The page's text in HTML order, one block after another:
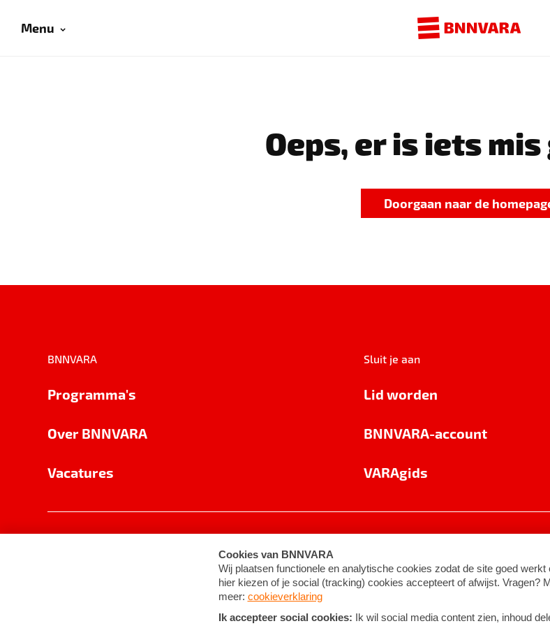
Menu
Oeps, er is iets mis
Doorgaan naar de
BNNVARA
Programma's
Over BNNVARA
Vacatures
Sluit je aan
Lid worden
BNNVARA-account
VARAgids
Cookie-instellingen Algemene voorwaarden ©2026BNNVARA